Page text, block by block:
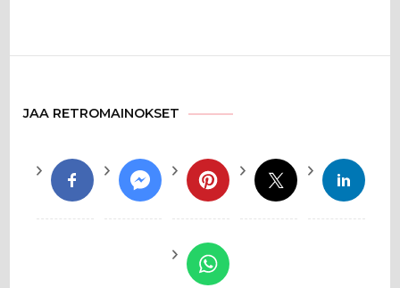
JAA RETROMAINOKSET